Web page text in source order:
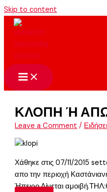
Skip to content
ΚΛΟΠΗ Ή
Leave a Comment /
Χάθηκε στις 07/11/2015
απο την περιοχή
Ήπειρο.Δίνεται